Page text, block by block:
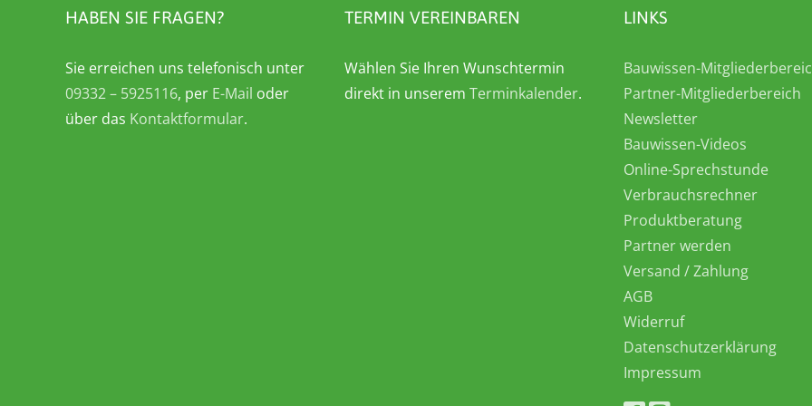
HABEN SIE FRAGEN?
Sie erreichen uns telefonisch unter
09332 – 5925116, per E-Mail oder
über das Kontaktformular.
TERMIN VEREINBAREN
Wählen Sie Ihren Wunschtermin
direkt in unserem Terminkalender.
LINKS
Bauwissen-
Partner-Mitgliederbereich
Newsletter
Bauwissen-Videos
Online-Sprechstunde
Verbrauchsrechner
Produktberatung
Partner werden
Versand / Zahlung
AGB
Widerruf
Datenschutzerklärung
Impressum